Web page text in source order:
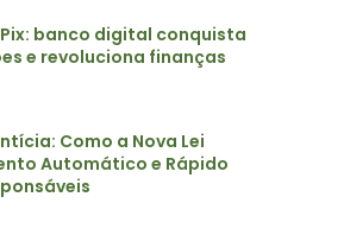
banco digital conquista
e revoluciona finanças
Como a Nova Lei
Automático e Rápido